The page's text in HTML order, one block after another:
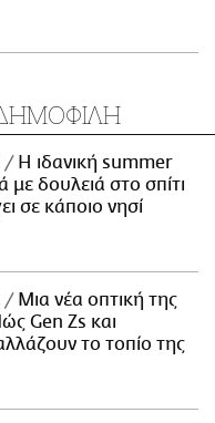
Η ιδανική summer
με δουλειά στο σπίτι
σε κάποιο νησί
Μια νέα οπτική της
Gen Zs και
το τοπίο της